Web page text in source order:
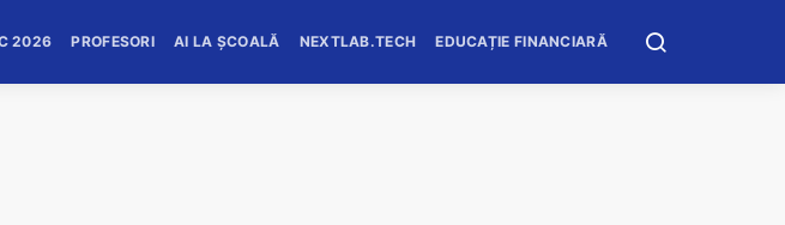
2026 PROFESORI AI LA ȘCOALĂ NEXTLAB.TECH EDUCAȚIE FINANCIARĂ